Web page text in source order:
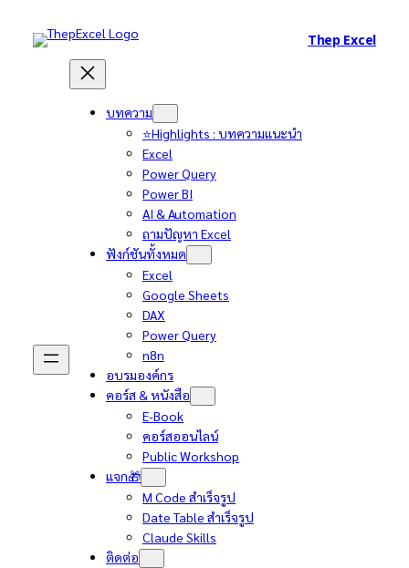
Thep Excel
บทความ
⭐Highlights : บทความแนะนำ
Excel
Power Query
Power BI
AI & Automation
ถามปัญหา Excel
ฟังก์ชันทั้งหมด
Excel
Google Sheets
DAX
Power Query
n8n
อบรมองค์กร
คอร์ส & หนังสือ
E-Book
คอร์สออนไลน์
Public Workshop
แจก🎁
M Code สำเร็จรูป
Date Table สำเร็จรูป
Claude Skills
ติดต่อ